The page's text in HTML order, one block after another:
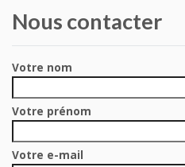
Nous contacter
Votre nom
Votre prénom
Votre e-mail